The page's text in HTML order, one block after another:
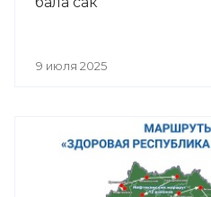
9 июля 2025